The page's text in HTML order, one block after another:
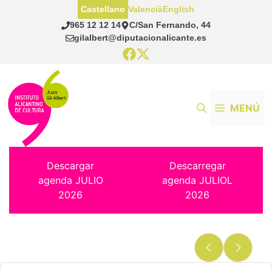
965 12 12 14
C/San Fernando, 44
gilalbert@diputacionalicante.es
Castellano ValenciàEnglish
MENÚ
Descargar
agenda JULIO
2026
Descarregar
agenda JULIOL
2026